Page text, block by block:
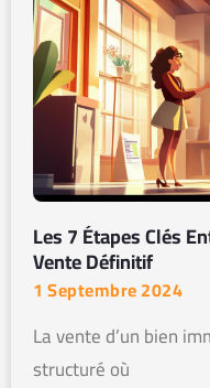
Les 7 Étapes Clés
Vente Définitif
1 Septembre 2024
La vente d’un bien
structuré où